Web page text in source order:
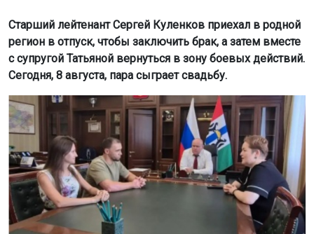
Старший лейтенант Сергей Куленков приехал в родной
регион в отпуск, чтобы заключить брак, а затем вместе
с супругой Татьяной вернуться в зону боевых действий.
Сегодня, 8 августа, пара сыграет свадьбу.